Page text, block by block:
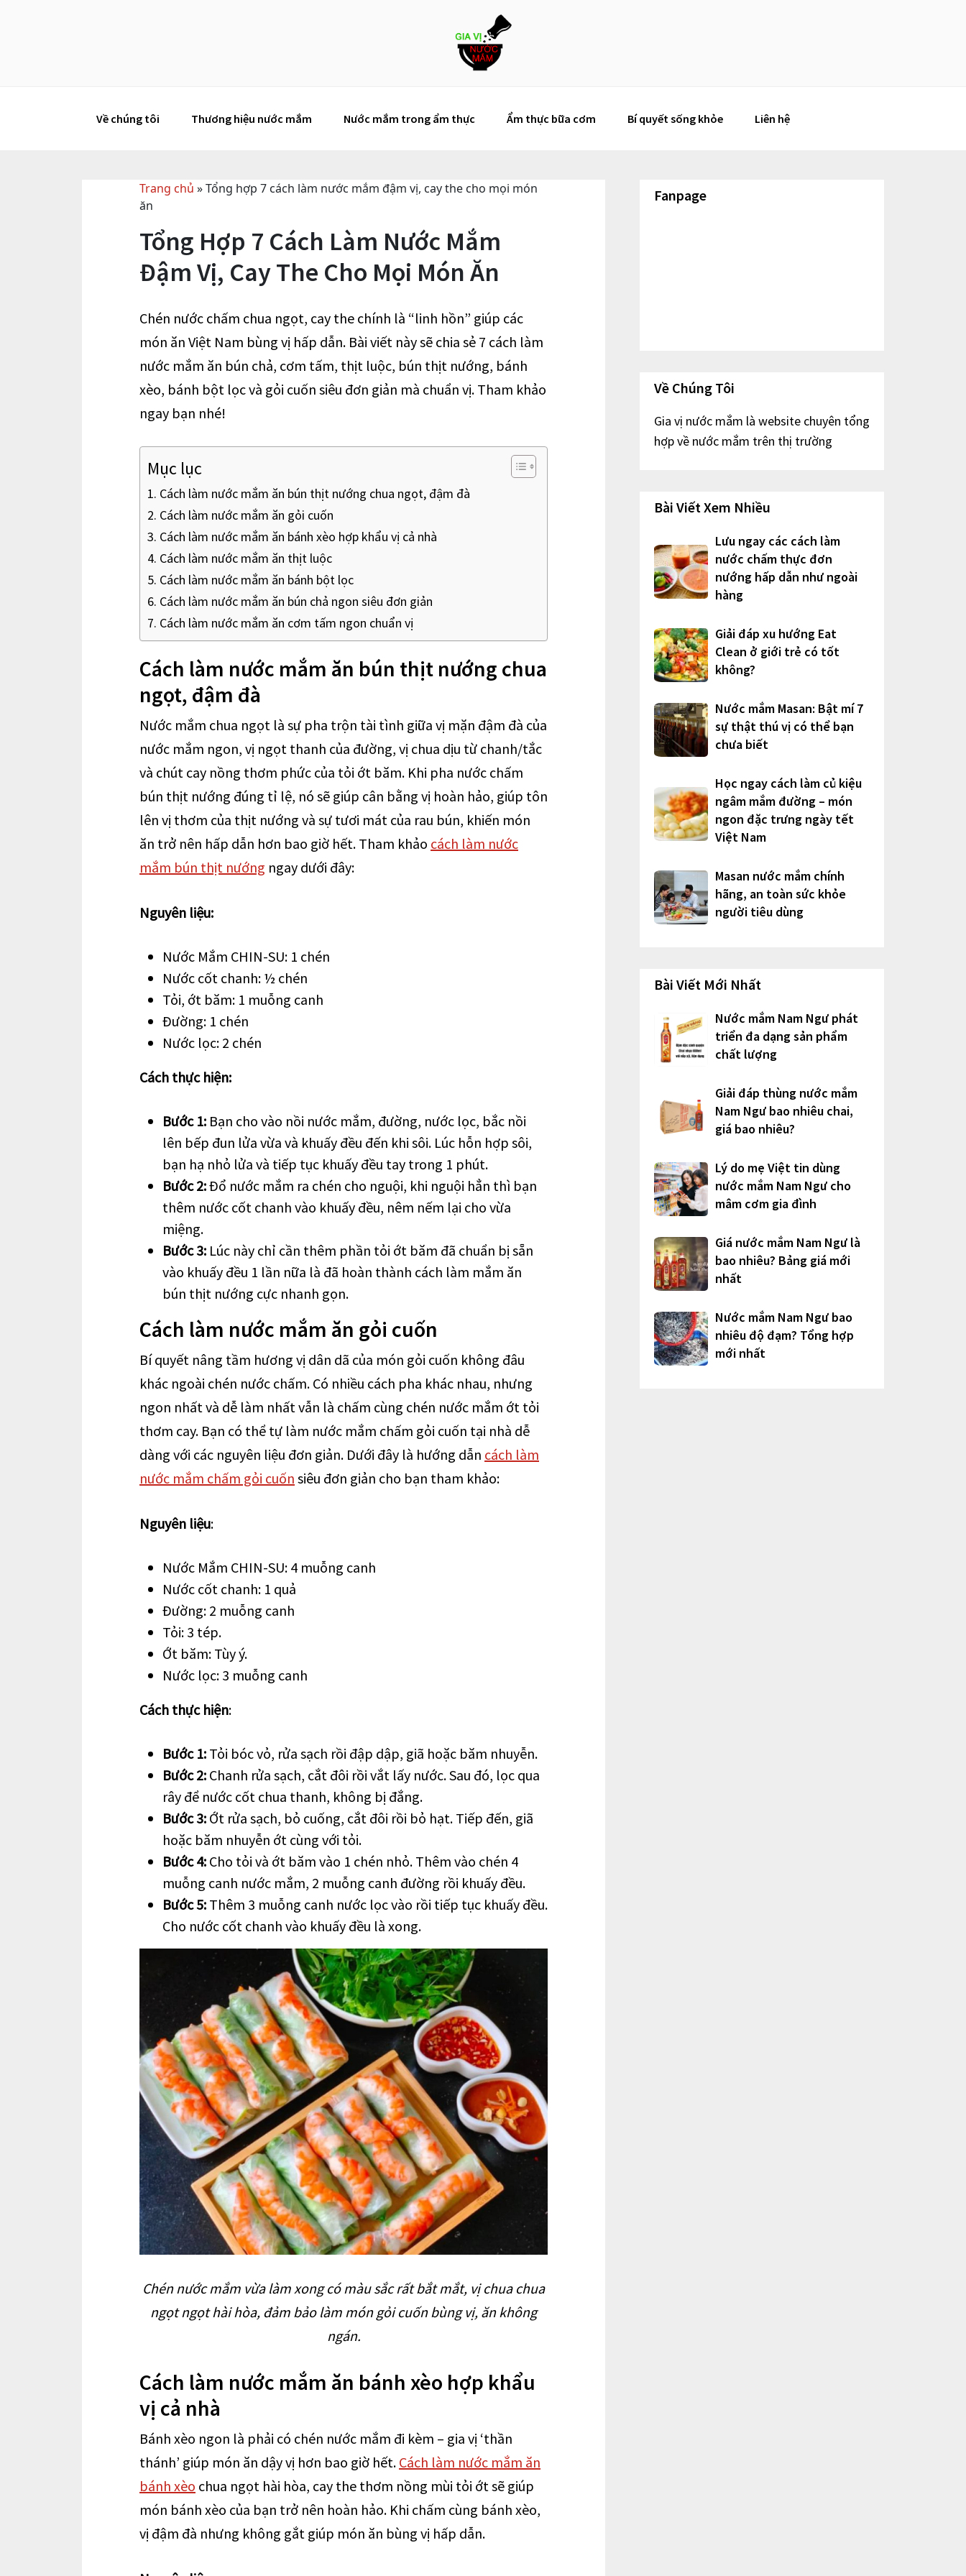
Về chúng tôi Thương hiệu nước mắm Nước mắm trong ẩm thực Ẩm thực bữa cơm Bí quyết sống khỏe Liên hệ
Trang chủ »Tổng hợp 7 cách làm nước mắm đậm vị, cay the cho mọi món
ăn
Tổng Hợp 7 Cách Làm Nước Mắm
Đậm Vị, Cay The Cho Mọi Món Ăn
Chén nước chấm chua ngọt, cay the chính là “linh hồn” giúp các
món ăn Việt Nam bùng vị hấp dẫn. Bài viết này sẽ chia sẻ 7 cách làm
nước mắm ăn bún chả, cơm tấm, thịt luộc, bún thịt nướng, bánh
xèo, bánh bột lọc và gỏi cuốn siêu đơn giản mà chuẩn vị. Tham khảo
ngay bạn nhé!
Mục lục
Cách làm nước mắm ăn bún thịt nướng chua ngọt, đậm đà
Cách làm nước mắm ăn gỏi cuốn
Cách làm nước mắm ăn bánh xèo hợp khẩu vị cả nhà
Cách làm nước mắm ăn thịt luộc
Cách làm nước mắm ăn bánh bột lọc
Cách làm nước mắm ăn bún chả ngon siêu đơn giản
Cách làm nước mắm ăn cơm tấm ngon chuẩn vị
Cách làm nước mắm ăn bún thịt nướng chua
ngọt, đậm đà
Nước mắm chua ngọt là sự pha trộn tài tình giữa vị mặn đậm đà của
nước mắm ngon, vị ngọt thanh của đường, vị chua dịu từ chanh/tắc
và chút cay nồng thơm phức của tỏi ớt băm. Khi pha nước chấm
bún thịt nướng đúng tỉ lệ, nó sẽ giúp cân bằng vị hoàn hảo, giúp tôn
lên vị thơm của thịt nướng và sự tươi mát của rau bún, khiến món
ăn trở nên hấp dẫn hơn bao giờ hết. Tham khảo cách làm nước
mắm bún thịt nướng ngay dưới đây:
Nguyên liệu:
Nước Mắm CHIN-SU: 1 chén
Nước cốt chanh: ½ chén
Tỏi, ớt băm: 1 muỗng canh
Đường: 1 chén
Nước lọc: 2 chén
Cách thực hiện:
Bước 1: Bạn cho vào nồi nước mắm, đường, nước lọc, bắc nồi
lên bếp đun lửa vừa và khuấy đều đến khi sôi. Lúc hỗn hợp sôi,
bạn hạ nhỏ lửa và tiếp tục khuấy đều tay trong 1 phút.
Bước 2:Đổ nước mắm ra chén cho nguội, khi nguội hẳn thì bạn
thêm nước cốt chanh vào khuấy đều, nêm nếm lại cho vừa
miệng.
Bước 3: Lúc này chỉ cần thêm phần tỏi ớt băm đã chuẩn bị sẵn
vào khuấy đều 1 lần nữa là đã hoàn thành cách làm mắm ăn
bún thịt nướng cực nhanh gọn.
Cách làm nước mắm ăn gỏi cuốn
Bí quyết nâng tầm hương vị dân dã của món gỏi cuốn không đâu
khác ngoài chén nước chấm. Có nhiều cách pha khác nhau, nhưng
ngon nhất và dễ làm nhất vẫn là chấm cùng chén nước mắm ớt tỏi
thơm cay. Bạn có thể tự làm nước mắm chấm gỏi cuốn tại nhà dễ
dàng với các nguyên liệu đơn giản. Dưới đây là hướng dẫn cách làm
nước mắm chấm gỏi cuốn siêu đơn giản cho bạn tham khảo:
Nguyên liệu:
Nước Mắm CHIN-SU: 4 muỗng canh
Nước cốt chanh: 1 quả
Đường: 2 muỗng canh
Tỏi: 3 tép.
Ớt băm: Tùy ý.
Nước lọc: 3 muỗng canh
Cách thực hiện:
Bước 1: Tỏi bóc vỏ, rửa sạch rồi đập dập, giã hoặc băm nhuyễn.
Bước 2: Chanh rửa sạch, cắt đôi rồi vắt lấy nước. Sau đó, lọc qua
rây để nước cốt chua thanh, không bị đắng.
Bước 3: Ớt rửa sạch, bỏ cuống, cắt đôi rồi bỏ hạt. Tiếp đến, giã
hoặc băm nhuyễn ớt cùng với tỏi.
Bước 4: Cho tỏi và ớt băm vào 1 chén nhỏ. Thêm vào chén 4
muỗng canh nước mắm, 2 muỗng canh đường rồi khuấy đều.
Bước 5: Thêm 3 muỗng canh nước lọc vào rồi tiếp tục khuấy đều.
Cho nước cốt chanh vào khuấy đều là xong.
Chén nước mắm vừa làm xong có màu sắc rất bắt mắt, vị chua chua
ngọt ngọt hài hòa, đảm bảo làm món gỏi cuốn bùng vị, ăn không
ngán.
Cách làm nước mắm ăn bánh xèo hợp khẩu
vị cả nhà
Bánh xèo ngon là phải có chén nước mắm đi kèm – gia vị ‘thần
thánh’ giúp món ăn dậy vị hơn bao giờ hết. Cách làm nước mắm ăn
bánh xèo chua ngọt hài hòa, cay the thơm nồng mùi tỏi ớt sẽ giúp
món bánh xèo của bạn trở nên hoàn hảo. Khi chấm cùng bánh xèo,
vị đậm đà nhưng không gắt giúp món ăn bùng vị hấp dẫn.
Fanpage
Về Chúng Tôi
Gia vị nước mắm là website chuyên tổng
hợp về nước mắm trên thị trường
Bài Viết Xem Nhiều
Lưu ngay các cách làm
nước chấm thực đơn
nướng hấp dẫn như ngoài
hàng
Giải đáp xu hướng Eat
Clean ở giới trẻ có tốt
không?
Nước mắm Masan: Bật mí 7
sự thật thú vị có thể bạn
chưa biết
Học ngay cách làm củ kiệu
ngâm mắm đường – món
ngon đặc trưng ngày tết
Việt Nam
Masan nước mắm chính
hãng, an toàn sức khỏe
người tiêu dùng
Bài Viết Mới Nhất
Nước mắm Nam Ngư phát
triển đa dạng sản phẩm
chất lượng
Giải đáp thùng nước mắm
Nam Ngư bao nhiêu chai,
giá bao nhiêu?
Lý do mẹ Việt tin dùng
nước mắm Nam Ngư cho
mâm cơm gia đình
Giá nước mắm Nam Ngư là
bao nhiêu? Bảng giá mới
nhất
Nước mắm Nam Ngư bao
nhiêu độ đạm? Tổng hợp
mới nhất